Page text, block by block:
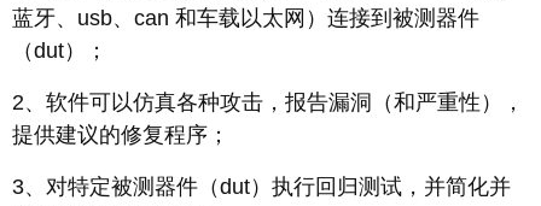
蓝牙、usb、can 和车载以太网）连接到被测器件
（dut）；
2、软件可以仿真各种攻击，报告漏洞（和严重性），
提供建议的修复程序；
3、对特定被测器件（dut）执行回归测试，并简化并